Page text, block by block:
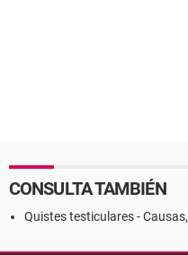
CONSULTA TAMBIÉN
Quistes testiculares -